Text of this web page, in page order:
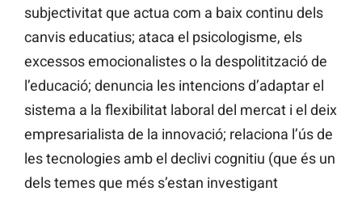
subjectivitat que actua com a baix continu dels
canvis educatius; ataca el psicologisme, els
excessos emocionalistes o la despolitització de
l’educació; denuncia les intencions d’adaptar el
sistema a la flexibilitat laboral del mercat i el deix
empresarialista de la innovació; relaciona l’ús de
les tecnologies amb el declivi cognitiu (que és un
dels temes que més s’estan investigant